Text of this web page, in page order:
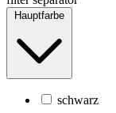
Hauptfarbe
schwarz